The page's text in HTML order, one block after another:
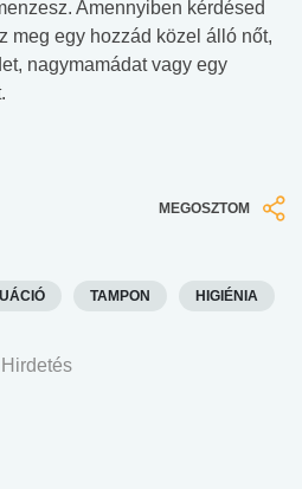
Amennyiben kérdésed
meg egy hozzád közel álló nőt,
nagymamádat vagy egy
MEGOSZTOM
TAMPON HIGIÉNIA
Hirdetés